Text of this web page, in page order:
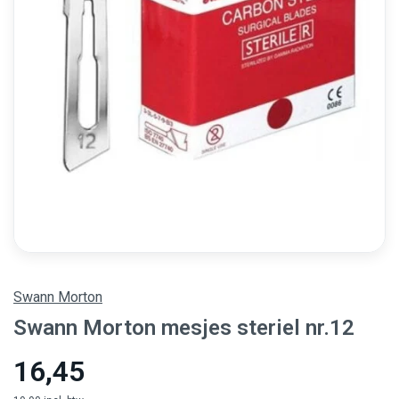
Swann Morton
Swann Morton mesjes steriel nr.12
16,45